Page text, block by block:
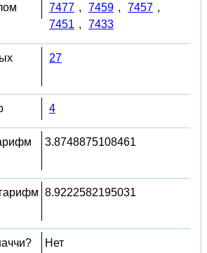
7477 , 7459 , 7457 ,
7451 , 7433
27
4
3.8748875108461
8.9222582195031
Нет